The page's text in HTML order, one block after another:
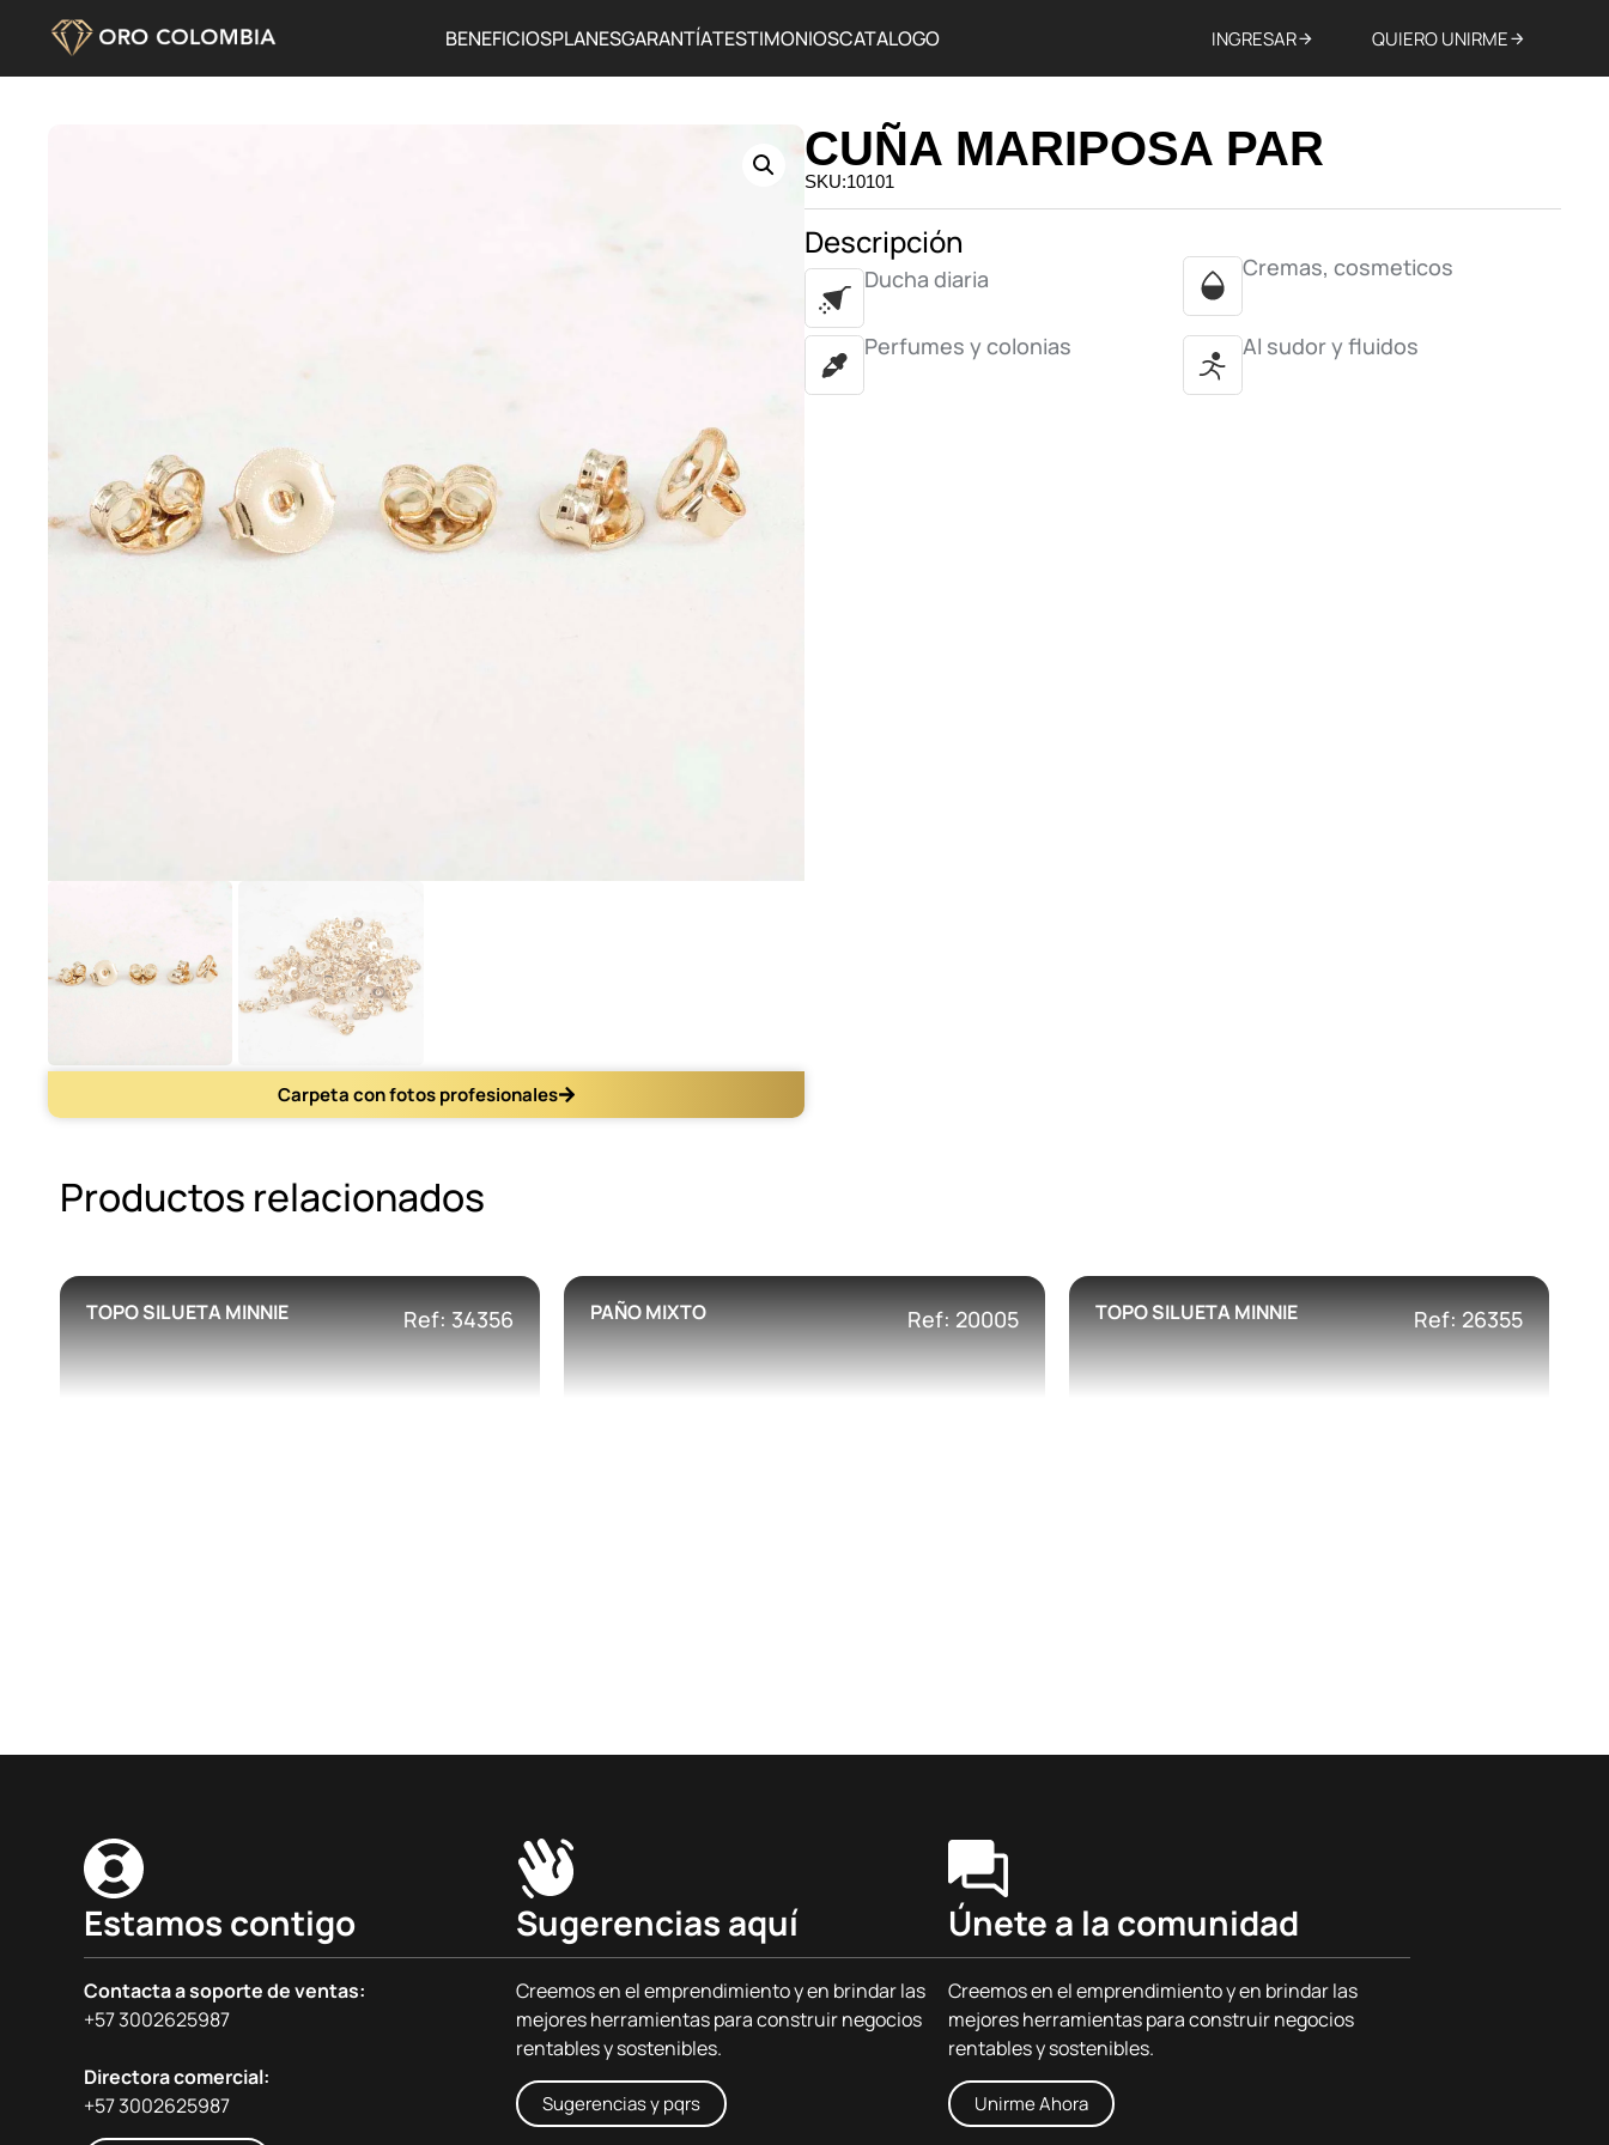
BENEFICIOSPLANESGARANTÍATESTIMONIOSCATALOGO INGRESAR QUIERO UNIRME
Carpeta con fotos profesionales
CUÑA MARIPOSA PAR
SKU:10101
Descripción
Ducha diaria Cremas, cosmeticos
Perfumes y colonias Al sudor y fluidos
Productos relacionados
TOPO SILUETA MINNIE Ref: 34356 PAÑO MIXTO Ref: 20005 TOPO SILUETA MINNIE Ref: 26355
Estamos contigo
Contacta a soporte de ventas:
+57 3002625987
Directora comercial:
+57 3002625987
Sugerencias aquí
Creemos en el emprendimiento y en brindar las
mejores herramientas para construir negocios
rentables y sostenibles.
Sugerencias y pqrs
Únete a la comunidad
Creemos en el emprendimiento y en brindar las
mejores herramientas para construir negocios
rentables y sostenibles.
Unirme Ahora